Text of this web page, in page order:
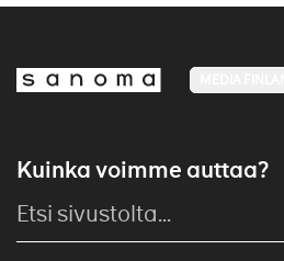
Kuinka voimme auttaa?